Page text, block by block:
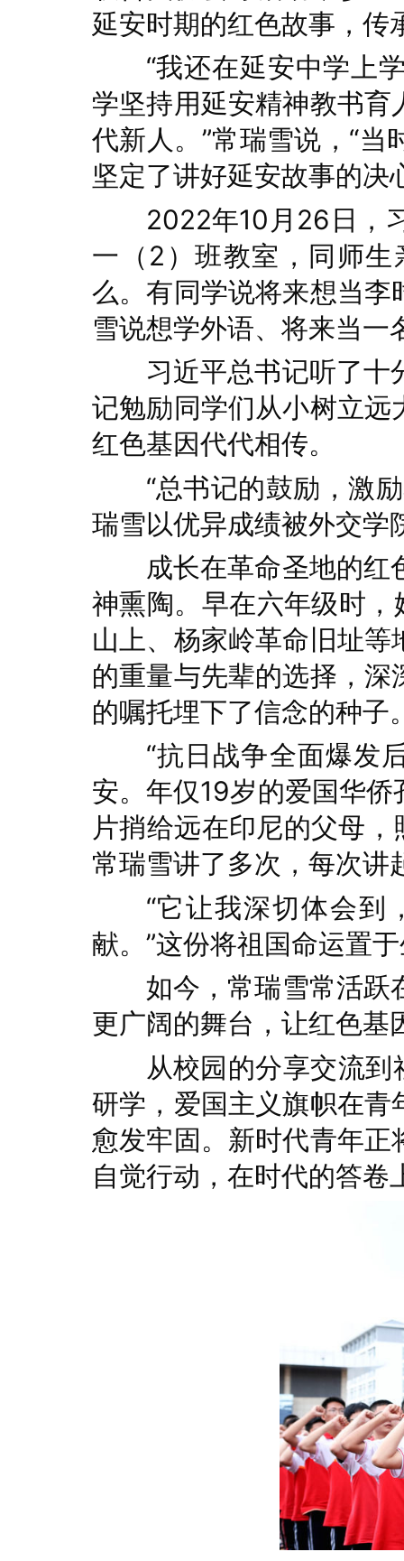
延安时期的红色故事，传
“我还在延安中学上
学坚持用延安精神教书
代新人。”常瑞雪说，“
坚定了讲好延安故事的决
2022年10月26日，
一（2）班教室，同师
么。有同学说将来想当
雪说想学外语、将来当一
习近平总书记听了
记勉励同学们从小树立
红色基因代代相传。
“总书记的鼓励，激
瑞雪以优异成绩被外交学
成长在革命圣地的
神熏陶。早在六年级时，
山上、杨家岭革命旧址
的重量与先辈的选择，
的嘱托埋下了信念的种子
“抗日战争全面爆发
安。年仅19岁的爱国华
片捎给远在印尼的父母，
常瑞雪讲了多次，每次讲
“它让我深切体会到
献。”这份将祖国命运置
如今，常瑞雪常活跃
更广阔的舞台，让红色基
从校园的分享交流到
研学，爱国主义旗帜在
愈发牢固。新时代青年
自觉行动，在时代的答